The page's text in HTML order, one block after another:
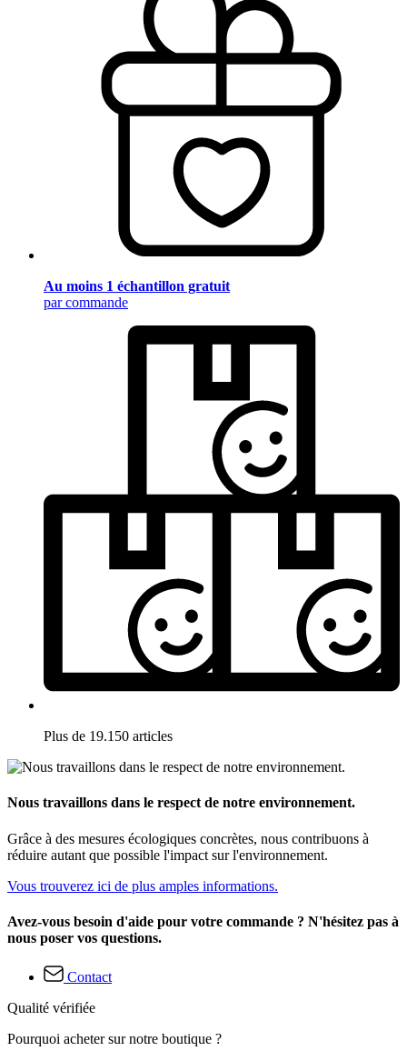
Au moins 1 échantillon gratuit
par commande
Plus de 19.150 articles
Nous travaillons dans le respect de notre environnement.
Grâce à des mesures écologiques concrètes, nous contribuons à
réduire autant que possible l'impact sur l'environnement.
Vous trouverez ici de plus amples informations.
Avez-vous besoin d'aide pour votre commande ? N'hésitez pas à
nous poser vos questions.
Contact
Qualité vérifiée
Pourquoi acheter sur notre boutique ?